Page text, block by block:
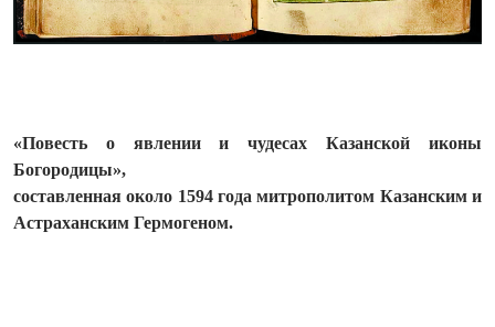
«Повесть о явлении и чудесах Казанской иконы
Богородицы»,
составленная около 1594 года митрополитом Казанским и
Астраханским Гермогеном.